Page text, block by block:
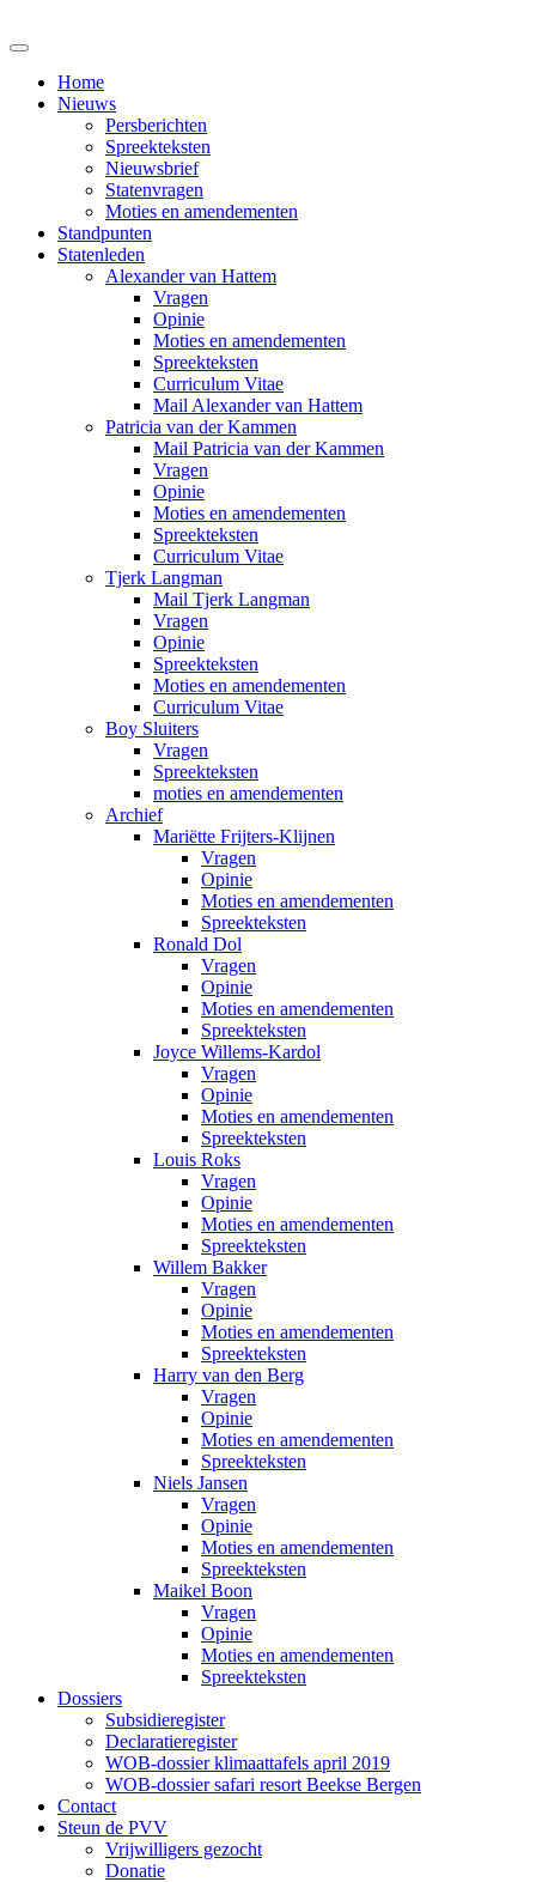
Home
Nieuws
Persberichten
Spreekteksten
Nieuwsbrief
Statenvragen
Moties en amendementen
Standpunten
Statenleden
Alexander van Hattem
Vragen
Opinie
Moties en amendementen
Spreekteksten
Curriculum Vitae
Mail Alexander van Hattem
Patricia van der Kammen
Mail Patricia van der Kammen
Vragen
Opinie
Moties en amendementen
Spreekteksten
Curriculum Vitae
Tjerk Langman
Mail Tjerk Langman
Vragen
Opinie
Spreekteksten
Moties en amendementen
Curriculum Vitae
Boy Sluiters
Vragen
Spreekteksten
moties en amendementen
Archief
Mariëtte Frijters-Klijnen
Vragen
Opinie
Moties en amendementen
Spreekteksten
Ronald Dol
Vragen
Opinie
Moties en amendementen
Spreekteksten
Joyce Willems-Kardol
Vragen
Opinie
Moties en amendementen
Spreekteksten
Louis Roks
Vragen
Opinie
Moties en amendementen
Spreekteksten
Willem Bakker
Vragen
Opinie
Moties en amendementen
Spreekteksten
Harry van den Berg
Vragen
Opinie
Moties en amendementen
Spreekteksten
Niels Jansen
Vragen
Opinie
Moties en amendementen
Spreekteksten
Maikel Boon
Vragen
Opinie
Moties en amendementen
Spreekteksten
Dossiers
Subsidieregister
Declaratieregister
WOB-dossier klimaattafels april 2019
WOB-dossier safari resort Beekse Bergen
Contact
Steun de PVV
Vrijwilligers gezocht
Donatie